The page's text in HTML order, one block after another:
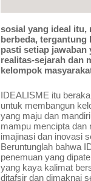
sosial yang ideal itu,
berbeda, tergantung
pasti setiap jawaban
realitas-sejarah dan
kelompok
IDEALISME itu
untuk membangun
yang maju dan
mampu mencipta dan
imajinasi dan inovasi
Beruntunglah bahwa
penemuan yang
yang kaya kalimat
ditafsir dan dimaknai